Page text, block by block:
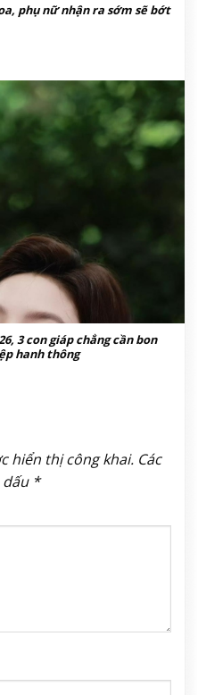
phụ nữ nhận ra sớm sẽ bớt
3 con giáp chẳng cần bon
hanh thông
hiển thị công khai. Các
*